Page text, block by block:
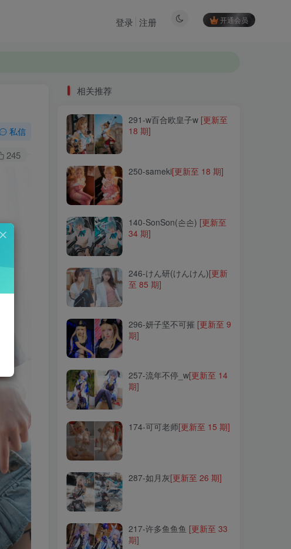
开通会员
登录 注册
私信
245
相关推荐
291-w百合欧皇子w [更新至
18 期]
250-sameki[更新至 18 期]
140-SonSon(손손) [更新至
34 期]
246-けん研(けんけん)[更新
至 85 期]
296-妍子坚不可摧 [更新至 9
期]
257-流年不停_w[更新至 14
期]
174-可可老师[更新至 15 期]
287-如月灰[更新至 26 期]
217-许多鱼鱼鱼 [更新至 33
期]
相关推荐
291-w百合欧皇子w [更新至
18 期]
250-sameki[更新至 18 期]
140-SonSon(손손) [更新至
34 期]
246-けん研(けんけん)[更新
至 85 期]
296-妍子坚不可摧 [更新至 9
期]
257-流年不停_w[更新至 14
期]
174-可可老师[更新至 15 期]
287-如月灰[更新至 26 期]
217-许多鱼鱼鱼 [更新至 33
期]